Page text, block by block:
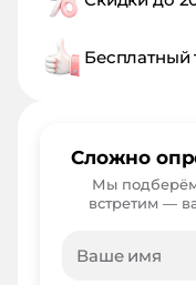
Бесплатный
Сложно
Мы
встретим —